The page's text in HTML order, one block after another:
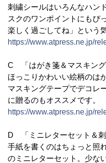
刺繍シールはいろんなハン
スクのワンポイントにもぴ
楽しく過ごしてね」という
https://www.atpress.ne.jp/
C 「はがき箋＆マスキング
ほっこりかわいい絵柄のは
マスキングテープでデコレ
に贈るのもオススメです。
https://www.atpress.ne.jp/
D 「ミニレターセット＆刺
手紙を書くのはちょっと照
のミニレターセット。少な